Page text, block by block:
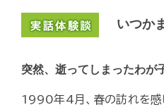
いつか
突然、逝ってしまったわが
1990年4月、春の訪れを感